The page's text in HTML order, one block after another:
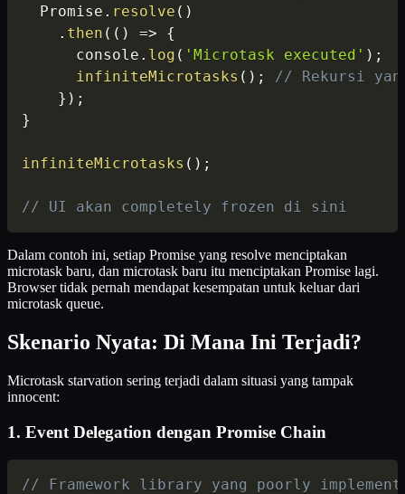
  Promise
. resolve ( )
. then ( ( ) =>
{
      console
. log ( 'Microtask executed' ) ;
infiniteMicrotasks ( ) ;
// Rekursi
} ) ;
}
infiniteMicrotasks ( ) ;
// UI akan completely frozen di sini
Dalam contoh ini, setiap Promise yang resolve menciptakan
microtask baru, dan microtask baru itu menciptakan Promise lagi.
Browser tidak pernah mendapat kesempatan untuk keluar dari
microtask queue.
Skenario Nyata: Di Mana Ini Terjadi?
Microtask starvation sering terjadi dalam situasi yang tampak
innocent:
1. Event Delegation dengan Promise Chain
// Framework library yang poorly